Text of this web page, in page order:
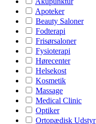
Apoteker
Beauty Saloner
Fodterapi
Frisørsaloner
Fysioterapi
Hørecenter
Helsekost
Kosmetik
Massage
Medical Clinic
Optiker
Ortopædisk Udstyr